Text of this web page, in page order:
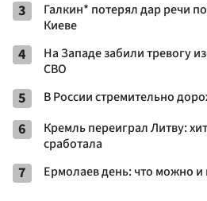
3
Галкин* потерял дар речи
Киеве
4
На Западе забили тревогу
СВО
5 В России стремительно
6
Кремль переиграл Литву:
сработала
7 Ермолаев день: что можно и